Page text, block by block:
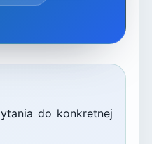
do konkretnej